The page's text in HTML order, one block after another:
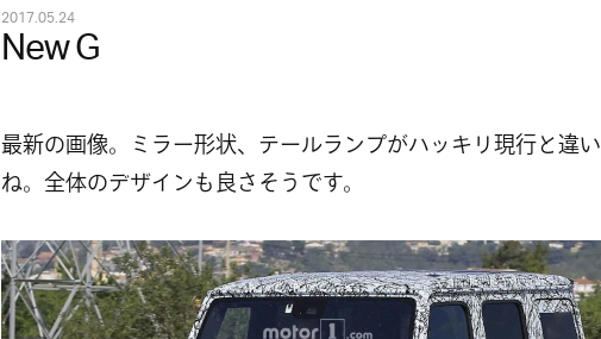
2017.05.24
New G
最新の画像。ミラー形状、テールランプがハッキリ現行と違
ね。全体のデザインも良さそうです。